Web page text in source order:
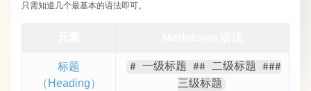
只需知道几个最基本的语法即可。
标题
（Heading）
# 一级标题 ## 二级标题 ###
三级标题